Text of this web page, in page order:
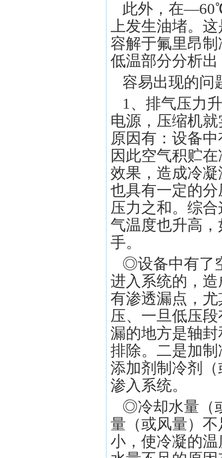
此外，在
上发生油堵。
容解于氟里昂
低温部分分析
容易出现的问
1、排气压力
电源，压缩机
原因有：设备
因此空气积贮
效果，造成冷
也具有一定的
压力之和。综
气温度也升高
手。
◎设备中有了
进入系统的，
有渗透漏点，
压、一旦低压
漏的地方是轴
排除。二是加
添加剂制冷剂
渗入系统。
◎冷却水量（
量（或风量）
小，使冷凝的